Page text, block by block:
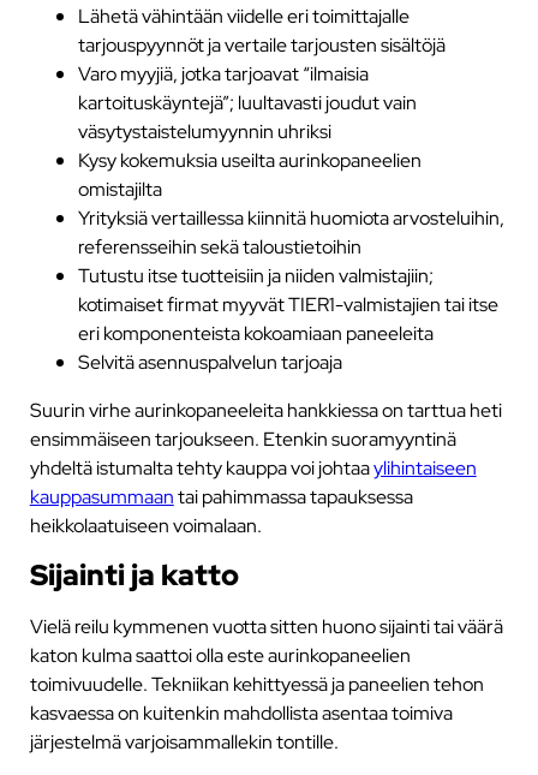
Lähetä vähintään viidelle eri toimittajalle
tarjouspyynnöt ja vertaile tarjousten sisältöjä
Varo myyjiä, jotka tarjoavat “ilmaisia
kartoituskäyntejä”; luultavasti joudut vain
väsytystaistelumyynnin uhriksi
Kysy kokemuksia useilta aurinkopaneelien
omistajilta
Yrityksiä vertaillessa kiinnitä huomiota arvosteluihin,
referensseihin sekä taloustietoihin
Tutustu itse tuotteisiin ja niiden valmistajiin;
kotimaiset firmat myyvät TIER1-valmistajien tai itse
eri komponenteista kokoamiaan paneeleita
Selvitä asennuspalvelun tarjoaja
Suurin virhe aurinkopaneeleita hankkiessa on tarttua heti
ensimmäiseen tarjoukseen. Etenkin suoramyyntinä
yhdeltä istumalta tehty kauppa voi johtaaylihintaiseen
kauppasummaantai pahimmassa tapauksessa
heikkolaatuiseen voimalaan.
Sijainti ja katto
Vielä reilu kymmenen vuotta sitten huono sijainti tai väärä
katon kulma saattoi olla este aurinkopaneelien
toimivuudelle. Tekniikan kehittyessä ja paneelien tehon
kasvaessa on kuitenkin mahdollista asentaa toimiva
järjestelmä varjoisammallekin tontille.